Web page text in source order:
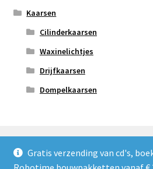
Gratis verzending van cd's,
Kaarsen
Cilinderkaarsen
Waxinelichtjes
Drijfkaarsen
Dompelkaarsen